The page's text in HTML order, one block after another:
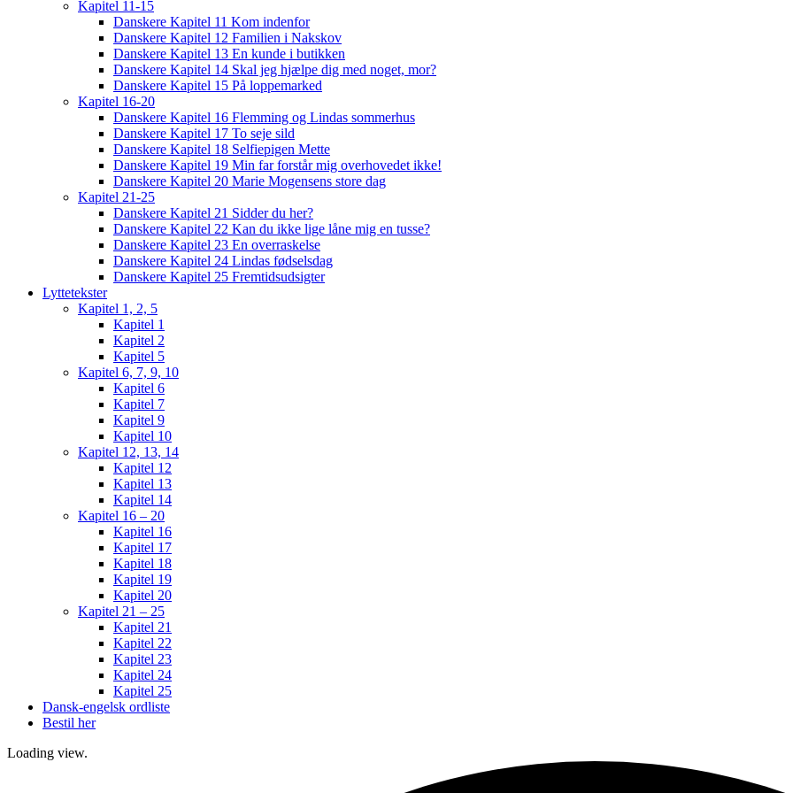
Kapitel 11-15
Danskere Kapitel 11 Kom indenfor
Danskere Kapitel 12 Familien i Nakskov
Danskere Kapitel 13 En kunde i butikken
Danskere Kapitel 14 Skal jeg hjælpe dig med noget, mor?
Danskere Kapitel 15 På loppemarked
Kapitel 16-20
Danskere Kapitel 16 Flemming og Lindas sommerhus
Danskere Kapitel 17 To seje sild
Danskere Kapitel 18 Selfiepigen Mette
Danskere Kapitel 19 Min far forstår mig overhovedet ikke!
Danskere Kapitel 20 Marie Mogensens store dag
Kapitel 21-25
Danskere Kapitel 21 Sidder du her?
Danskere Kapitel 22 Kan du ikke lige låne mig en tusse?
Danskere Kapitel 23 En overraskelse
Danskere Kapitel 24 Lindas fødselsdag
Danskere Kapitel 25 Fremtidsudsigter
Lyttetekster
Kapitel 1, 2, 5
Kapitel 1
Kapitel 2
Kapitel 5
Kapitel 6, 7, 9, 10
Kapitel 6
Kapitel 7
Kapitel 9
Kapitel 10
Kapitel 12, 13, 14
Kapitel 12
Kapitel 13
Kapitel 14
Kapitel 16 – 20
Kapitel 16
Kapitel 17
Kapitel 18
Kapitel 19
Kapitel 20
Kapitel 21 – 25
Kapitel 21
Kapitel 22
Kapitel 23
Kapitel 24
Kapitel 25
Dansk-engelsk ordliste
Bestil her
Loading view.